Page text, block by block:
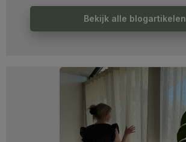
Bekijk alle blogartikelen